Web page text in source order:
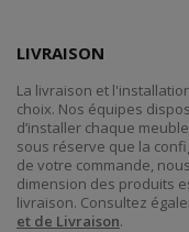
LIVRAISON
La livraison et
choix. Nos équipes
d’installer chaque
sous réserve que la
de votre commande,
dimension des produits
livraison. Consultez
et de Livraison.